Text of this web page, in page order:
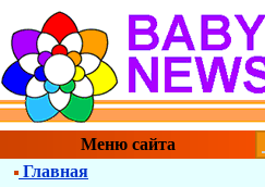
Меню сайта
Главная